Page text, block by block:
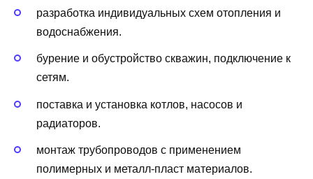
разработка индивидуальных схем отопления и
водоснабжения.
бурение и обустройство скважин, подключение к
сетям.
поставка и установка котлов, насосов и
радиаторов.
монтаж трубопроводов с применением
полимерных и металл-пласт материалов.